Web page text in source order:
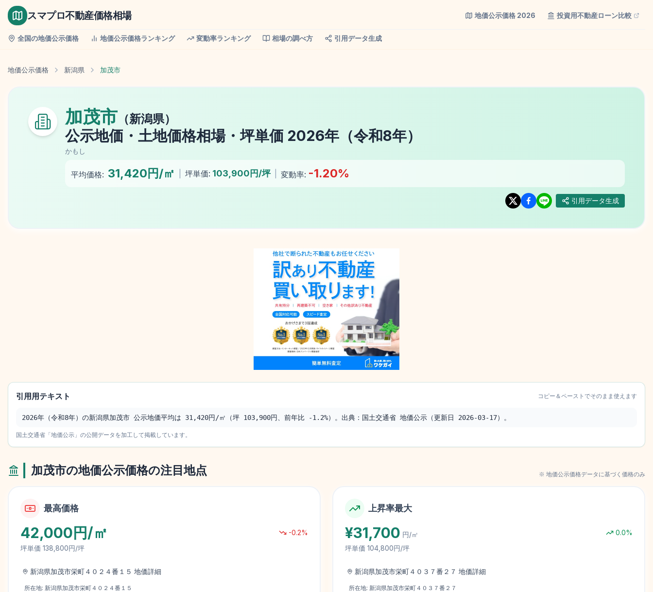
スマプロ不動産価格相場 地価公示価格 2026 投資用不動産ローン比較
全国の地価公示価格 地価公示価格ランキング 変動率ランキング 相場の調べ方 引用データ生成
地価公示価格 新潟県 加茂市
加茂市 （新潟県）
公示地価 ・土地価格相場・坪単価 2026年（令和8年）
かもし
平均価格: 31,420円/㎡ 坪単価: 103,900円/坪 変動率: -1.20%
引用データ生成
引用用テキスト コピー＆ペーストでそのまま使えます
2026年（令和8年）の新潟県加茂市 公示地価平均は 31,420円/㎡（坪 103,900円、前年比 -1.2%）。出典：国土交通省 地価公示（更新日 2026-03-17）。
国土交通省「地価公示」の公開データを加工して掲載しています。
加茂市の地価公示価格の注目地点 ※ 地価公示価格データに基づく価格のみ
最高価格
42,000円/㎡ -0.2%
坪単価 138,800円/坪
新潟県加茂市栄町４０２４番１５ 地価詳細
所在地: 新潟県加茂市栄町４０２４番１５
上昇率最大
¥31,700 円/㎡ 0.0%
坪単価 104,800円/坪
新潟県加茂市栄町４０３７番２７ 地価詳細
所在地: 新潟県加茂市栄町４０３７番２７